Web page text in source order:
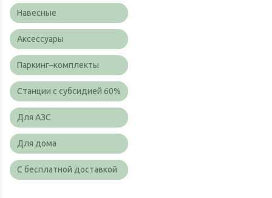
Навесные
Аксессуары
Паркинг–комплекты
Cтанции с субсидией 60%
Для АЗС
Для дома
С бесплатной доставкой